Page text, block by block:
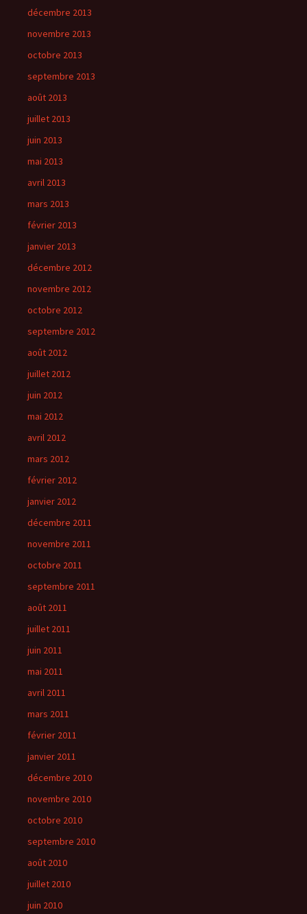
décembre 2013
novembre 2013
octobre 2013
septembre 2013
août 2013
juillet 2013
juin 2013
mai 2013
avril 2013
mars 2013
février 2013
janvier 2013
décembre 2012
novembre 2012
octobre 2012
septembre 2012
août 2012
juillet 2012
juin 2012
mai 2012
avril 2012
mars 2012
février 2012
janvier 2012
décembre 2011
novembre 2011
octobre 2011
septembre 2011
août 2011
juillet 2011
juin 2011
mai 2011
avril 2011
mars 2011
février 2011
janvier 2011
décembre 2010
novembre 2010
octobre 2010
septembre 2010
août 2010
juillet 2010
juin 2010